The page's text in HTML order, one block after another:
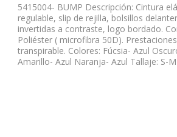
5415004- BUMP Descripción: Cintura
regulable, slip de rejilla, bolsillos
invertidas a contraste, logo bordado.
Poliéster ( microfibra 50D).
transpirable. Colores: Fúcsia- Azul
Amarillo- Azul Naranja- Azul Tallaje: S-